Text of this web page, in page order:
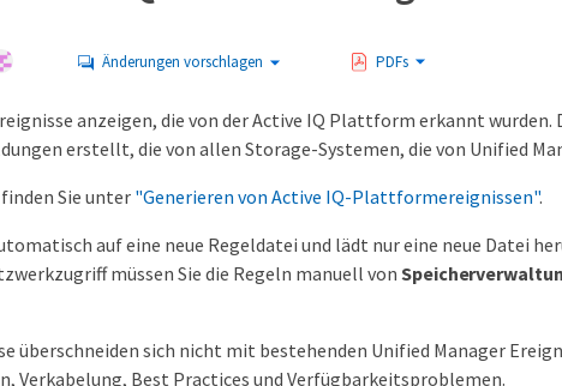
Änderungen vorschlagen PDFs
anzeigen, die von der Active IQ Plattform erkannt wurden.
erstellt, die von allen Storage-Systemen, die von Unified
Sie unter"Generieren von Active IQ-Plattformereignissen".
auf eine neue Regeldatei und lädt nur eine neue Datei
müssen Sie die Regeln manuell von
überschneiden sich nicht mit bestehenden Unified Manager
Verkabelung, Best Practices und Verfügbarkeitsproblemen.